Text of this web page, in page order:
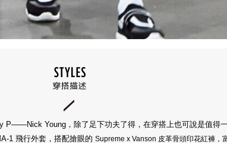
P——Nick Young，除了足下功夫了得，在穿搭上也可說是值得
1 飛行外套，搭配搶眼的 Supreme x Vanson 皮革骨頭印花紅褲，